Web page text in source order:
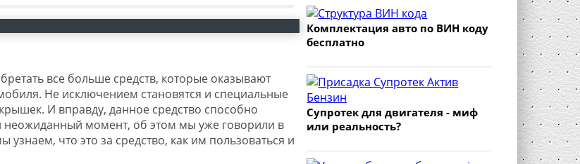
все больше средств, которые оказывают
Не исключением становятся и специальные
И вправду, данное средство способно
момент, об этом мы уже говорили в
узнаем, что это за средство, как им пользоваться и
Комплектация авто по ВИН коду
бесплатно
Супротек для двигателя - миф
или реальность?